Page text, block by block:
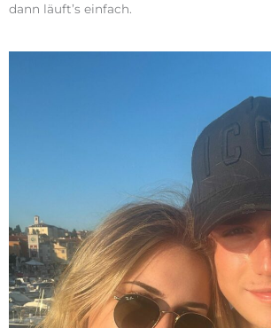
dann läuft’s einfach.